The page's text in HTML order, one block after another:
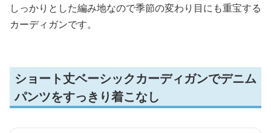
しっかりとした編み地なので季節の変わり目にも重宝する
カーディガンです。
ショート丈ベーシックカーディガンでデニム
パンツをすっきり着こなし